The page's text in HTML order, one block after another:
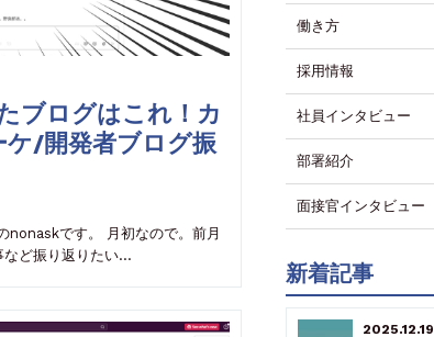
ブログはこれ！カ
/開発者ブログ振
nonaskです。 月初なので。前月
など振り返りたい…
働き方
採用情報
社員インタビュー
部署紹介
面接官インタビュー
新着記事
2025.12.19